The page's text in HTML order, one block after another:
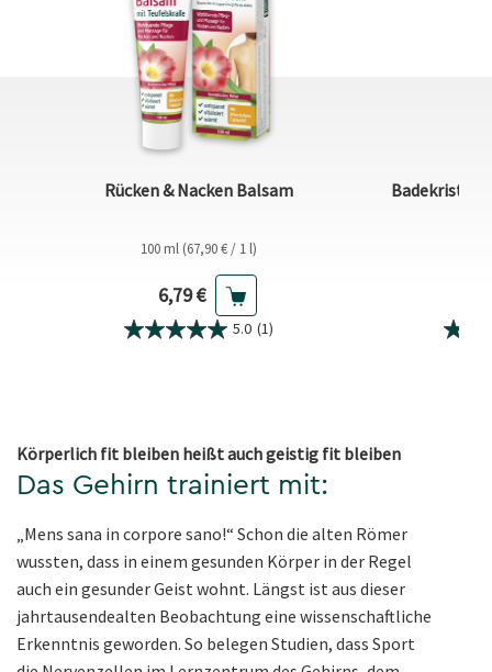
Rücken & Nacken Balsam
100 ml (67,90 € / 1 l)
Aktueller Preis
6,79 €
5.0 (1)
Körperlich fit bleiben heißt auch geistig fit bleiben
Das Gehirn trainiert mit:
„Mens sana in corpore sano!“ Schon die alten Römer
wussten, dass in einem gesunden Körper in der Regel
auch ein gesunder Geist wohnt. Längst ist aus dieser
jahrtausendealten Beobachtung eine wissenschaftliche
Erkenntnis geworden. So belegen Studien, dass Sport